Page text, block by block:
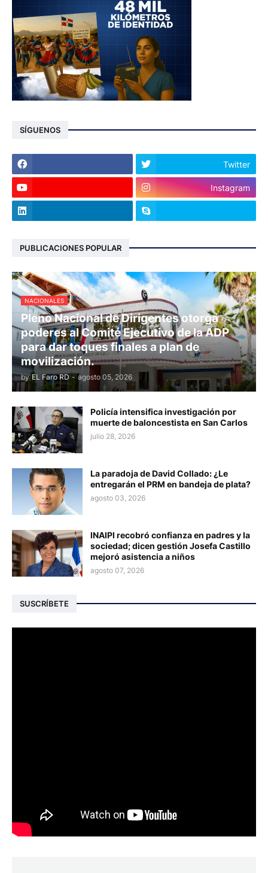
SÍGUENOS
Twitter
Instagram
PUBLICACIONES POPULAR
NACIONALES
Pleno Nacional de Dirigentes otorga
poderes al Comité Ejecutivo de la ADP
para dar toques finales a plan de
movilización.
by EL Faro RD - agosto 05, 2026
Policía intensifica investigación por
muerte de baloncestista en San Carlos
julio 28, 2026
La paradoja de David Collado: ¿Le
entregarán el PRM en bandeja de plata?
agosto 03, 2026
INAIPI recobró confianza en padres y la
sociedad; dicen gestión Josefa Castillo
mejoró asistencia a niños
agosto 07, 2026
SUSCRÍBETE